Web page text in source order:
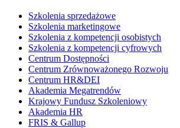
Szkolenia sprzedażowe
Szkolenia marketingowe
Szkolenia z kompetencji osobistych
Szkolenia z kompetencji cyfrowych
Centrum Dostępności
Centrum Zrównoważonego Rozwoju
Centrum HR&DEI
Akademia Megatrendów
Krajowy Fundusz Szkoleniowy
Akademia HR
FRIS & Gallup